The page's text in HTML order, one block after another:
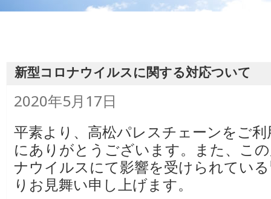
新型コロナウイルスに関する対応ついて
投
日:
2020年5月17日
平素より、高松パレスチェーンをご
にありがとうございます。また、こ
ナウイルスにて影響を受けられてい
りお見舞い申し上げます。